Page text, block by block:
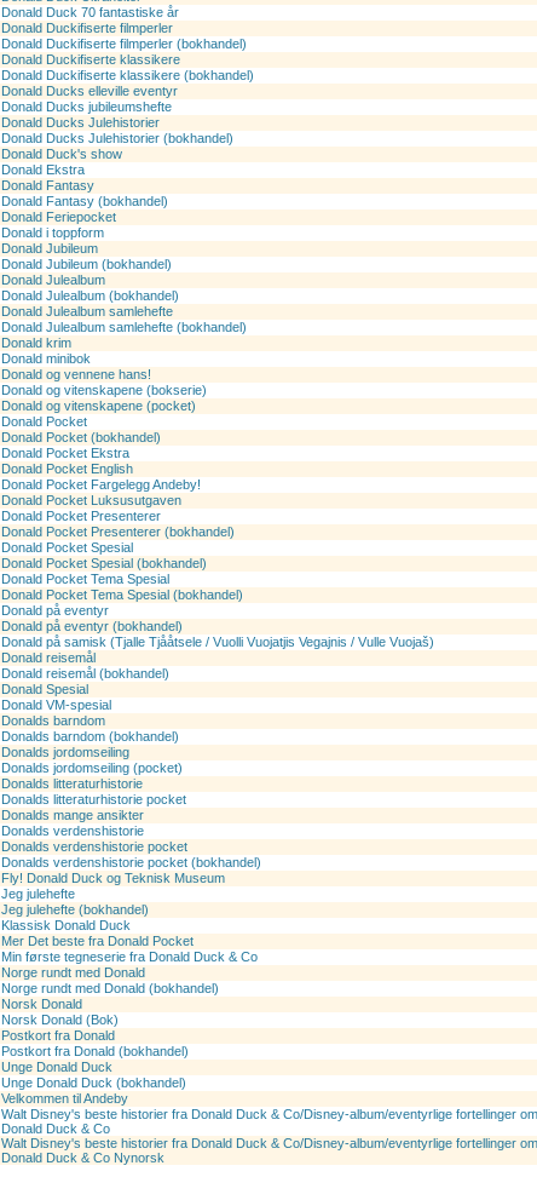
Donald Duck 70 fantastiske år
Donald Duckifiserte filmperler
Donald Duckifiserte filmperler (bokhandel)
Donald Duckifiserte klassikere
Donald Duckifiserte klassikere (bokhandel)
Donald Ducks elleville eventyr
Donald Ducks jubileumshefte
Donald Ducks Julehistorier
Donald Ducks Julehistorier (bokhandel)
Donald Duck's show
Donald Ekstra
Donald Fantasy
Donald Fantasy (bokhandel)
Donald Feriepocket
Donald i toppform
Donald Jubileum
Donald Jubileum (bokhandel)
Donald Julealbum
Donald Julealbum (bokhandel)
Donald Julealbum samlehefte
Donald Julealbum samlehefte (bokhandel)
Donald krim
Donald minibok
Donald og vennene hans!
Donald og vitenskapene (bokserie)
Donald og vitenskapene (pocket)
Donald Pocket
Donald Pocket (bokhandel)
Donald Pocket Ekstra
Donald Pocket English
Donald Pocket Fargelegg Andeby!
Donald Pocket Luksusutgaven
Donald Pocket Presenterer
Donald Pocket Presenterer (bokhandel)
Donald Pocket Spesial
Donald Pocket Spesial (bokhandel)
Donald Pocket Tema Spesial
Donald Pocket Tema Spesial (bokhandel)
Donald på eventyr
Donald på eventyr (bokhandel)
Donald på samisk (Tjalle Tjååtsele / Vuolli Vuojatjis Vegajnis / Vulle Vuojaš)
Donald reisemål
Donald reisemål (bokhandel)
Donald Spesial
Donald VM-spesial
Donalds barndom
Donalds barndom (bokhandel)
Donalds jordomseiling
Donalds jordomseiling (pocket)
Donalds litteraturhistorie
Donalds litteraturhistorie pocket
Donalds mange ansikter
Donalds verdenshistorie
Donalds verdenshistorie pocket
Donalds verdenshistorie pocket (bokhandel)
Fly! Donald Duck og Teknisk Museum
Jeg julehefte
Jeg julehefte (bokhandel)
Klassisk Donald Duck
Mer Det beste fra Donald Pocket
Min første tegneserie fra Donald Duck & Co
Norge rundt med Donald
Norge rundt med Donald (bokhandel)
Norsk Donald
Norsk Donald (Bok)
Postkort fra Donald
Postkort fra Donald (bokhandel)
Unge Donald Duck
Unge Donald Duck (bokhandel)
Velkommen til Andeby
Walt Disney's beste historier fra Donald Duck & Co/Disney-album/eventyrlige fortellinger om
Donald Duck & Co
Walt Disney's beste historier fra Donald Duck & Co/Disney-album/eventyrlige fortellinger om
Donald Duck & Co Nynorsk